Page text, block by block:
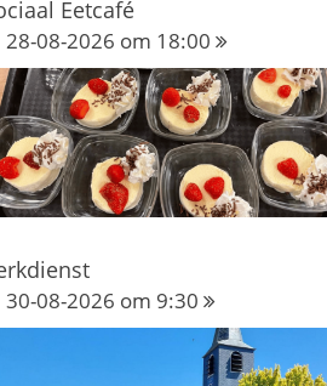
Eetcafé
28-08-2026 om 18:00
30-08-2026 om 9:30